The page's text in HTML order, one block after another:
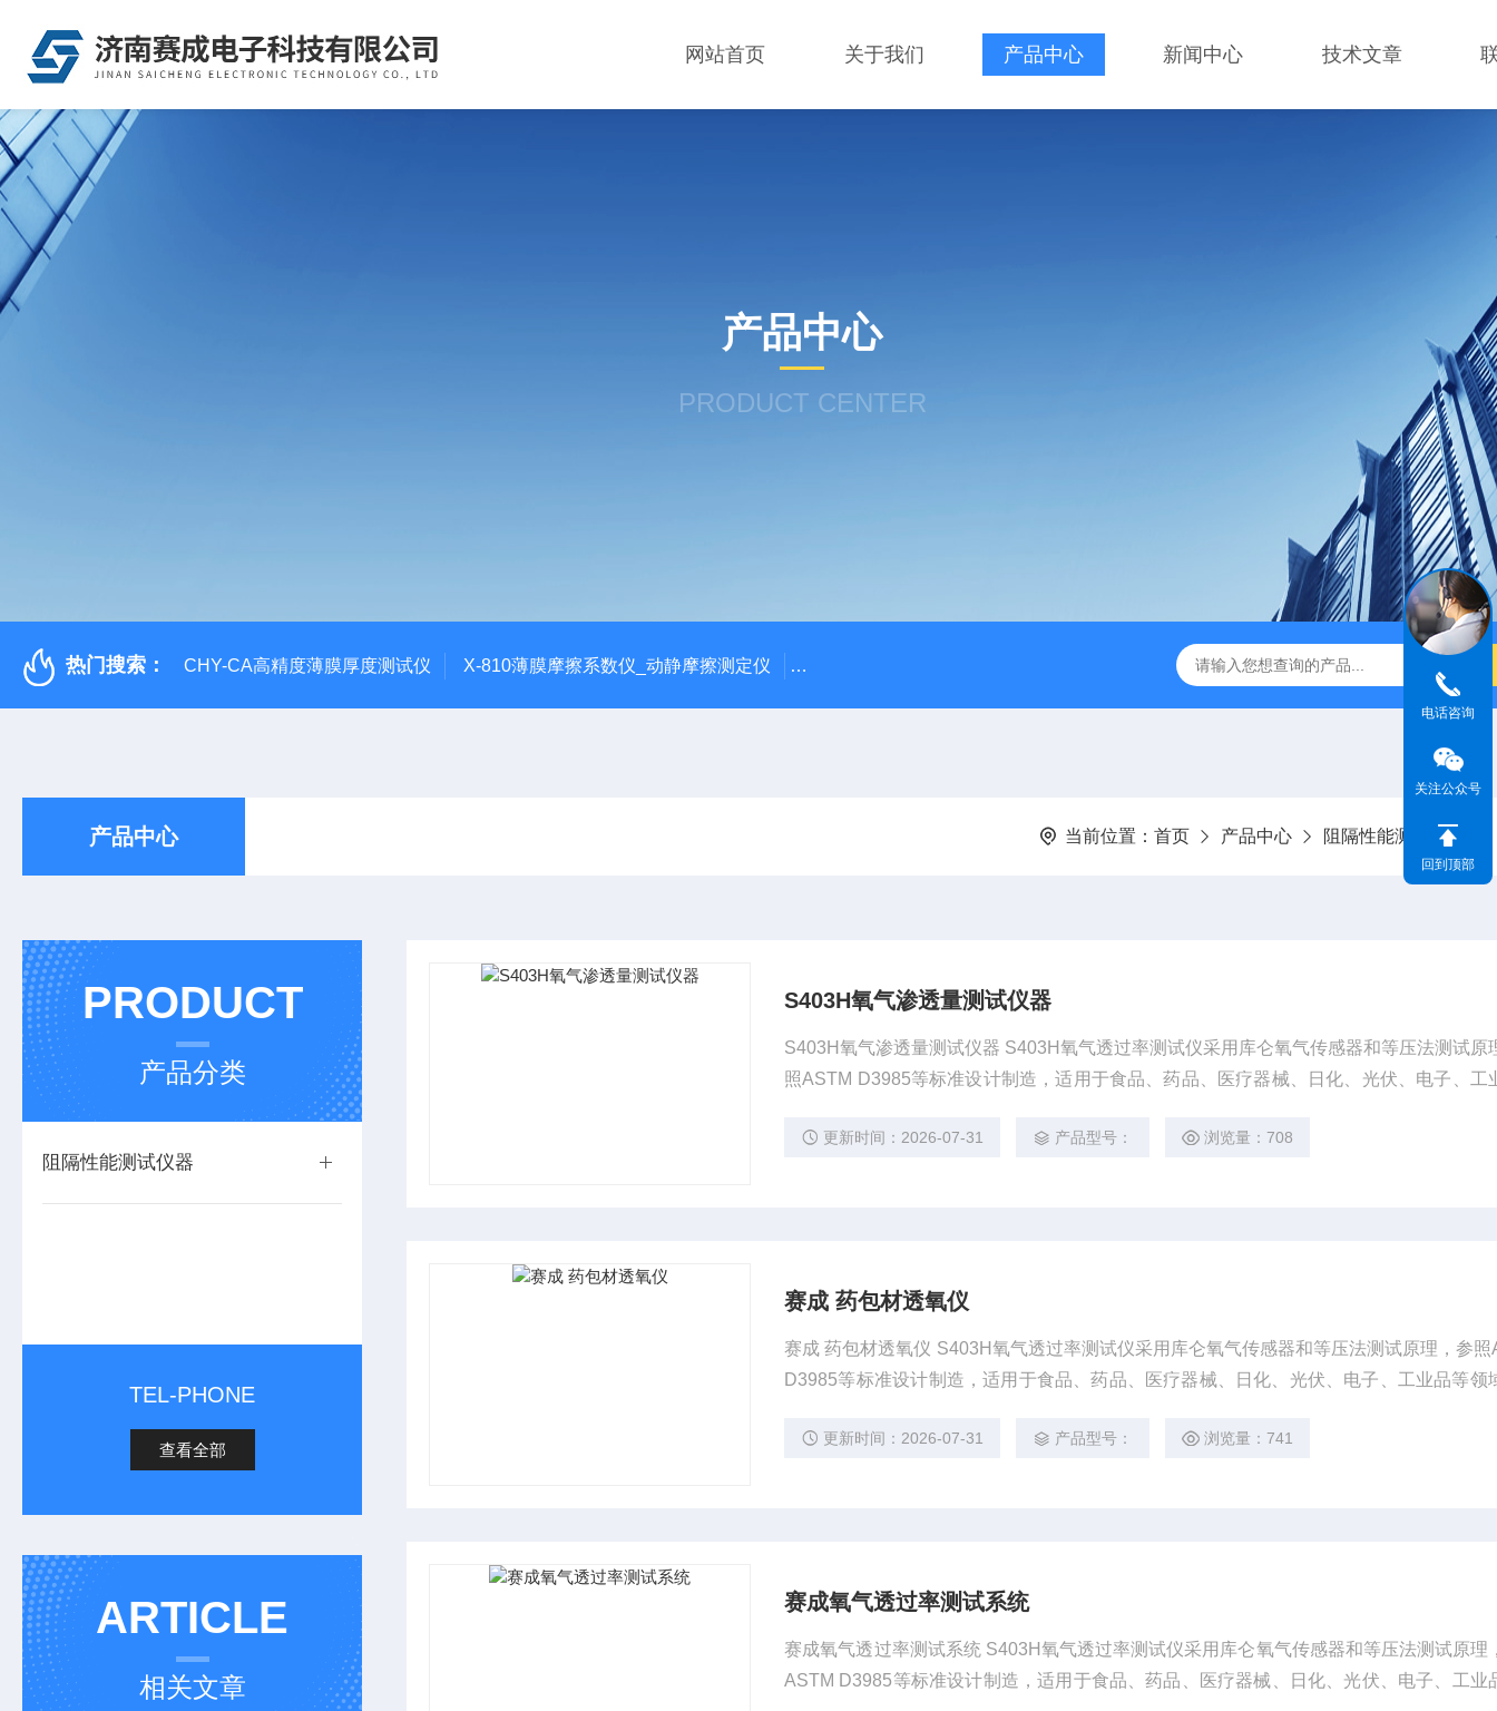
网站首页 关于我们 产品中心 新闻中心 技术文章
产品中心
PRODUCT CENTER
热门搜索： CHY-CA高精度薄膜厚度测试仪 X-810薄膜摩擦系数仪_动静摩擦测定仪 SCK-H玻璃瓶耐热冲击检测仪 赛成仪器 密封测漏仪 密封检测设备
产品中心 当前位置： 首页 产品中心 阻隔性能测试仪器
PRODUCT
产品分类
阻隔性能测试仪器
TEL-PHONE
查看全部
ARTICLE
相关文章
S403H氧气渗透量测试仪器
S403H氧气渗透量测试仪器 S403H氧气透过率测试仪采用库仑氧气传感器和等压法测试原
照ASTM D3985等标准设计制造，适用于食品、药品、医疗器械、日化、光伏、电子、工
更新时间：2026-07-31 产品型号： 浏览量：708
赛成 药包材透氧仪
赛成 药包材透氧仪 S403H氧气透过率测试仪采用库仑氧气传感器和等压法测试原理，参照
D3985等标准设计制造，适用于食品、药品、医疗器械、日化、光伏、电子、工业品等领
更新时间：2026-07-31 产品型号： 浏览量：741
赛成氧气透过率测试系统
赛成氧气透过率测试系统 S403H氧气透过率测试仪采用库仑氧气传感器和等压法测试原理
ASTM D3985等标准设计制造，适用于食品、药品、医疗器械、日化、光伏、电子、工业
电话咨询
关注公众号
回到顶部